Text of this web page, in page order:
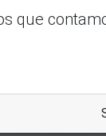
De Gestión 21
que